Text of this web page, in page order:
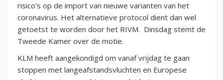
risico's op de import van nieuwe varianten van het
coronavirus. Het alternatieve protocol dient dan wel
getoetst te worden door het RIVM. Dinsdag stemt de
Tweede Kamer over de motie.
KLM heeft aangekondigd om vanaf vrijdag te gaan
stoppen met langeafstandsvluchten en Europese